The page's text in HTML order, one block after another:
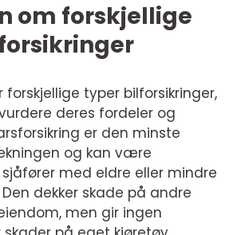
om forskjellige
typer bilforsikringer,
deres fordeler og
er den minste
og kan være
med eldre eller mindre
dekker skade på andre
men gir ingen